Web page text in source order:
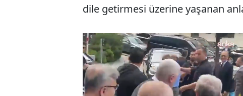
dile getirmesi üzerine yaşanan